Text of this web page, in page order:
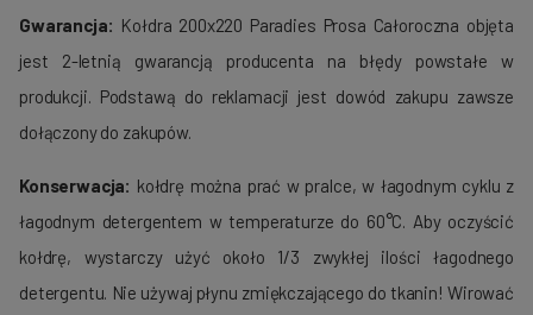
Gwarancja: Kołdra 200x220 Paradies Prosa Całoroczna objęta
jest 2-letnią gwarancją producenta na błędy powstałe w
produkcji. Podstawą do reklamacji jest dowód zakupu zawsze
dołączony do zakupów.
Konserwacja: kołdrę można prać w pralce, w łagodnym cyklu z
łagodnym detergentem w temperaturze do 60°C. Aby oczyścić
kołdrę, wystarczy użyć około 1/3 zwykłej ilości łagodnego
detergentu. Nie używaj płynu zmiękczającego do tkanin! Wirować